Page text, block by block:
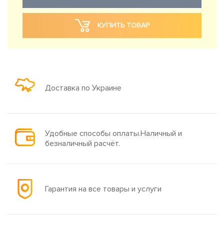
КУПИТЬ ТОВАР
Доставка по Украине
Удобные способы оплаты.Наличный и
безналичный расчёт.
Гарантия на все товары и услуги